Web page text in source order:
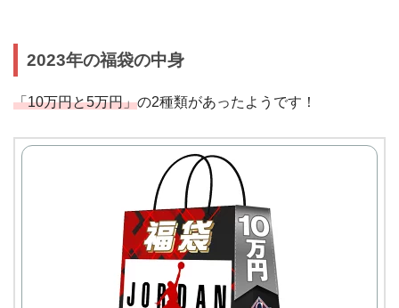
2023年の福袋の中身
「10万円と5万円」の2種類があったようです！